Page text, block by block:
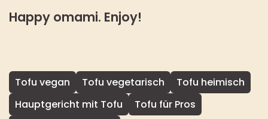
Happy omami. Enjoy!
Tofu vegan Tofu vegetarisch
Tofu heimisch
Hauptgericht mit Tofu
Tofu für Pros